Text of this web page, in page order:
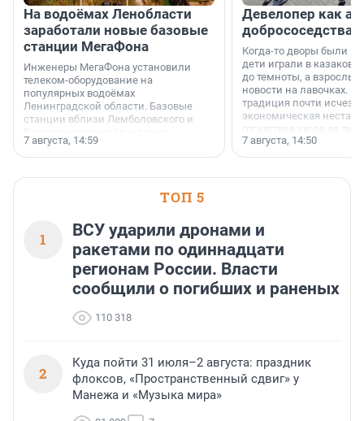
На водоёмах Ленобласти
заработали новые базовые
станции МегаФона
Инженеры МегаФона установили
телеком-оборудование на
популярных водоёмах
Ленинградской области. Базовые
станции вблизи Лемболовского и
недалеко от Большого Тосненского
водопада.
7 августа, 14:59
Девелопер как
добрососедства
Когда-то дворы были
дети играли в казаков-
до темноты, а
новости на лавочках. В
традиция почти
экономическая
отсутствие ухода за
сделали своё дело.
7 августа, 14:50
ТОП 5
1
ВСУ ударили дронами и
ракетами по одиннадцати
регионам России. Власти
сообщили о погибших и раненых
110 318
2
Куда пойти 31 июля–2 августа: праздник
флоксов, «Пространственный сдвиг» у
Манежа и «Музыка мира»